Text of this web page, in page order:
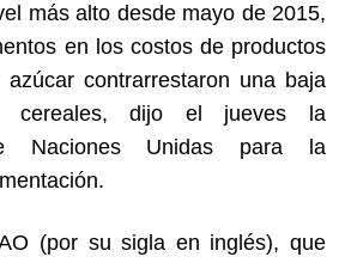
más alto desde mayo de 2015,
en los costos de productos
azúcar contrarrestaron una baja
dijo el jueves la
Naciones Unidas para la
(por su sigla en inglés), que